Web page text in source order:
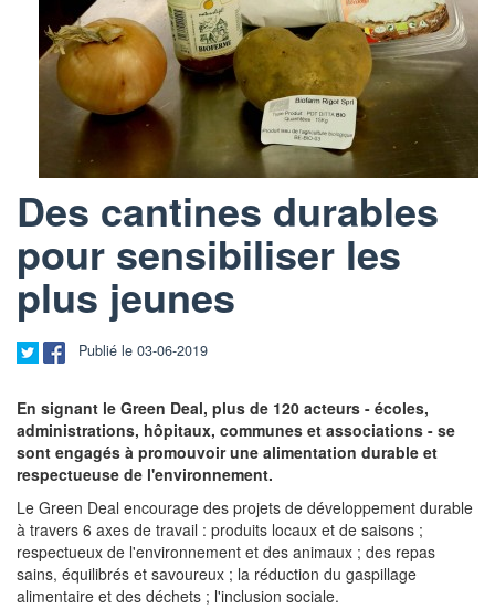
Des cantines durables
pour sensibiliser les
plus jeunes
Publié le 03-06-2019
En signant le Green Deal, plus de 120 acteurs - écoles,
administrations, hôpitaux, communes et associations - se
sont engagés à promouvoir une alimentation durable et
respectueuse de l'environnement.
Le Green Deal encourage des projets de développement durable
à travers 6 axes de travail : produits locaux et de saisons ;
respectueux de l'environnement et des animaux ; des repas
sains, équilibrés et savoureux ; la réduction du gaspillage
alimentaire et des déchets ; l'inclusion sociale.